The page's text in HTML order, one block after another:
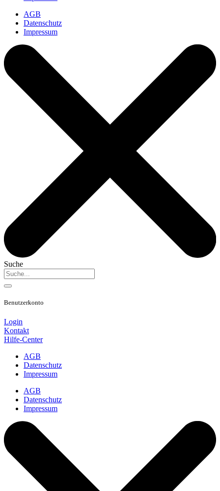
AGB
Datenschutz
Impressum
Suche
Benutzerkonto
Login
Kontakt
Hilfe-Center
AGB
Datenschutz
Impressum
AGB
Datenschutz
Impressum